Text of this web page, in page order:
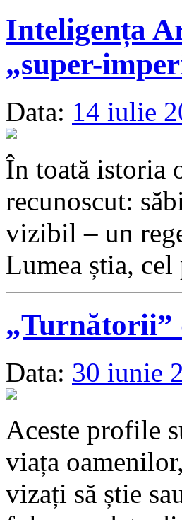
Inteligența
„super-
Data: 14 iulie
În toată istoria
recunoscut:
vizibil – un
Lumea știa,
Data: 30 iunie
Aceste profile
viața
vizați să știe